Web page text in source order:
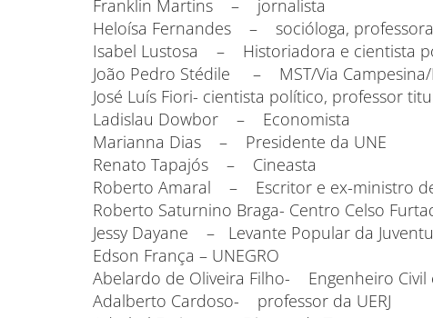
Franklin Martins – jornalista
Heloísa Fernandes – socióloga, professora
Isabel Lustosa – Historiadora e cientista
João Pedro Stédile – MST/Via Campesina/
José Luís Fiori- cientista político, professor
Ladislau Dowbor – Economista
Marianna Dias – Presidente da UNE
Renato Tapajós – Cineasta
Roberto Amaral – Escritor e ex-ministro
Roberto Saturnino Braga- Centro Celso
Jessy Dayane – Levante Popular da
Edson França – UNEGRO
Abelardo de Oliveira Filho- Engenheiro Civil
Adalberto Cardoso- professor da UERJ